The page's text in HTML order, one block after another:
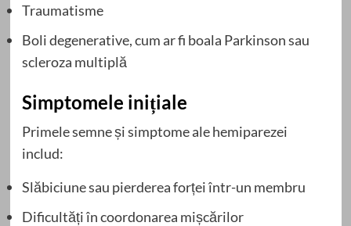
Traumatisme
Boli degenerative, cum ar fi boala Parkinson sau
scleroza multiplă
Simptomele inițiale
Primele semne și simptome ale hemiparezei
includ:
Slăbiciune sau pierderea forței într-un membru
Dificultăți în coordonarea mișcărilor